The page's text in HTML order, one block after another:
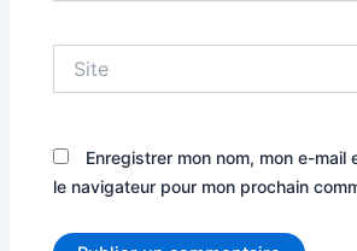
Enregistrer mon nom, mon e-mail
le navigateur pour mon prochain